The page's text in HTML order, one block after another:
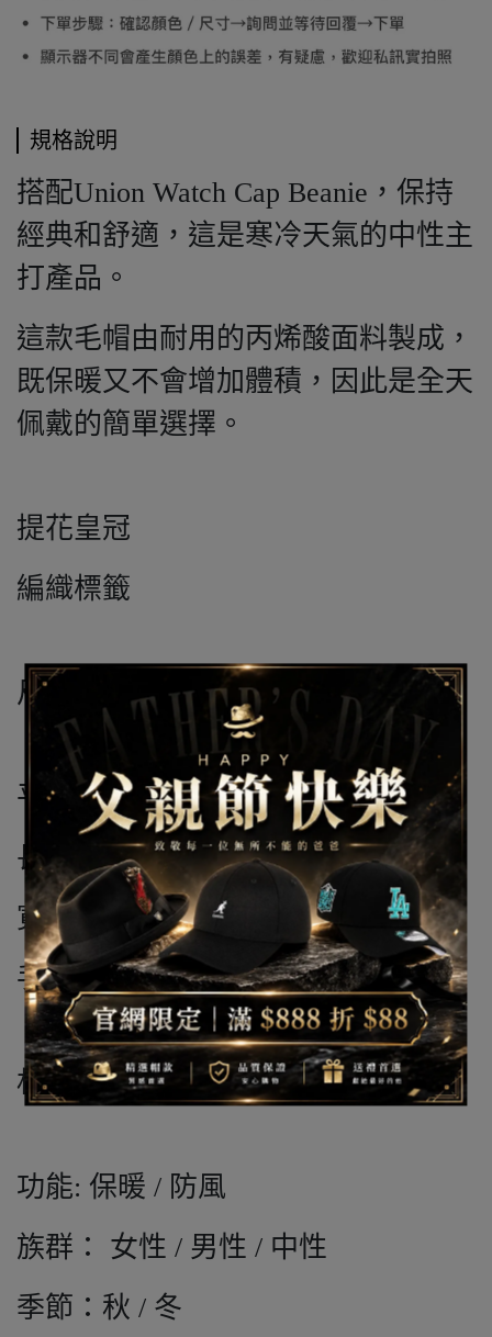
規格說明
搭配Union Watch Cap Beanie，保持
經典和舒適，這是寒冷天氣的中性主
打產品。
這款毛帽由耐用的丙烯酸面料製成，
既保暖又不會增加體積，因此是全天
佩戴的簡單選擇。
提花皇冠
編織標籤
尺寸: One Size（55-59cm)
平放測量
長：21cm
寬：23cm
手工測量 誤差1-2公分皆為正常
材質：100%丙烯酸
功能: 保暖 / 防風
族群： 女性 / 男性 / 中性
季節：秋 / 冬